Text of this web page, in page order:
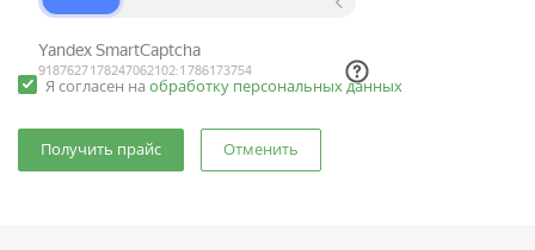
Я согласен на обработку персональных данных
Отменить